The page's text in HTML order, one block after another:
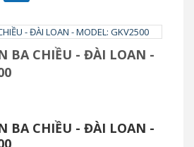
BA CHIỀU - ĐÀI LOAN -
BA CHIỀU - ĐÀI LOAN -